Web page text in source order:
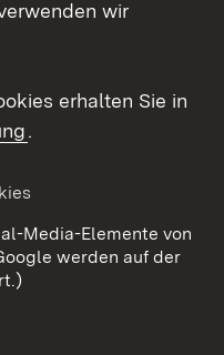
wir
erhalten Sie in
.
Media-Elemente von
werden auf der